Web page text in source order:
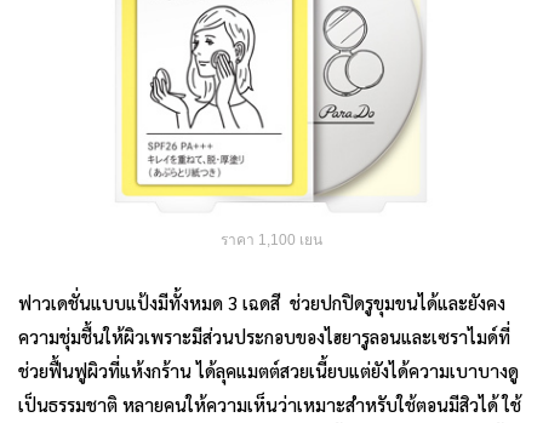
ราคา 1,100 เยน
ฟาวเดชั่นแบบแป้งมีทั้งหมด 3 เฉดสี ช่วยปกปิดรูขุมขนได้และยังคง
ความชุ่มชื้นให้ผิวเพราะมีส่วนประกอบของไฮยารูลอนและเซราไมด์ที่
ช่วยฟื้นฟูผิวที่แห้งกร้าน ได้ลุคแมตต์สวยเนี้ยบแต่ยังได้ความเบาบางดู
เป็นธรรมชาติ หลายคนให้ความเห็นว่าเหมาะสำหรับใช้ตอนมีสิวได้ ใช้